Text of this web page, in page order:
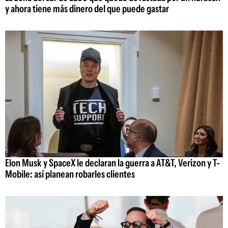
y ahora tiene más dinero del que puede gastar
Elon Musk y SpaceX le declaran la guerra a AT&T, Verizon y T-
Mobile: así planean robarles clientes